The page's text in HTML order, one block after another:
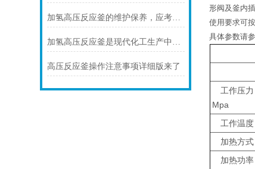
加氢高压反应釜的维护保养，应考虑以下几点
加氢高压反应釜是现代化工生产中不可少的设备之一
高压反应釜操作注意事项详细版来了
形阀及釜内
使用要求可
具体参数请参
工作压力
Mpa
工作温
加热方式
加热功率